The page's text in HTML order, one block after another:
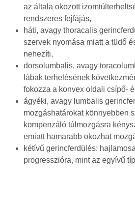
az általa okozott
rendszeres fejfájás,
háti, avagy thoracalis
szervek nyomása miatt a tüdő
nehezíti,
dorsolumbalis, avagy
lábak terhelésének
fokozza a konvex oldali csípő-
ágyéki, avagy lumbalis
mozgáshatárokat könnyebben
kompenzáló túlmozgásra
emiatt hamarabb okozhat
kétívű gerincferdülés:
progresszióra, mint az egyívű